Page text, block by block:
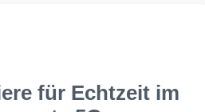
für Echtzeit im